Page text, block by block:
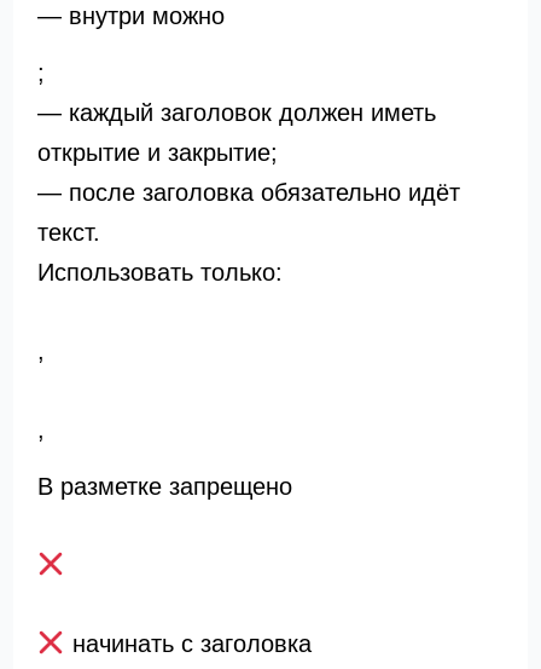
— внутри можно
;
— каждый заголовок должен иметь
открытие и закрытие;
— после заголовка обязательно идёт
текст.
Использовать только:
,
,
В разметке запрещено
начинать с заголовка